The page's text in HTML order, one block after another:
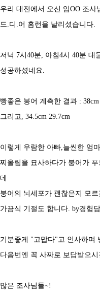
우리 대전에서 오신 임OO 조사
드.디.어 홈런을 날리셨습니다.
저녁 7시40분, 아침4시 40분 대
성공하셨네요.
빵좋은 붕어 계측한 결과 :
그리고, 34.5cm 29.7cm
이렇게 우람한 아빠,늘씬한 엄
찌올림을 묘사하다가 붕어가
데
붕어의 뇌세포가 괜찮은지 모
가끔식 기절도 합니다. by경험
기분좋게 "고맙다"고 인사하며
다음번엔 꼭 사짜로 보답받으
많은 조사님들~!